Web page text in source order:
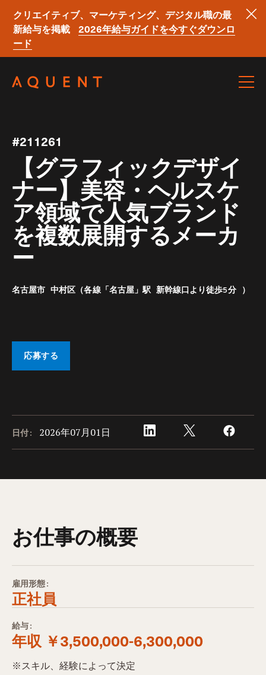
クリエイティブ、マーケティング、デジタル職の最
新給与を掲載
2026年給与ガイドを今すぐダウンロ
ード
#211261
【グラフィックデザイ
ナー】美容・ヘルスケ
ア領域で人気ブランド
を複数展開するメーカ
ー
名古屋市 中村区（各線「名古屋」駅 新幹線口より徒歩5分 ）
応募する
日付: 2026年07月01日
お仕事の概要
雇用形態:
正社員
給与:
年収 ￥3,500,000-6,300,000
※スキル、経験によって決定